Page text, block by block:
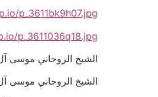
p_3611bk9h07.jpg
p_3611036q18.jpg
الشيخ الروحاني موسى آل
الشيخ الروحاني موسى آل